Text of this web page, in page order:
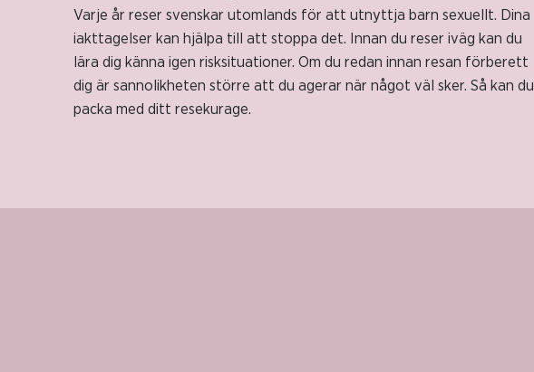
Varje år reser svenskar utomlands för att utnyttja barn sexuellt. Dina
iakttagelser kan hjälpa till att stoppa det. Innan du reser iväg kan du
lära dig känna igen risksituationer. Om du redan innan resan förberett
dig är sannolikheten större att du agerar när något väl sker. Så kan du
packa med ditt resekurage.